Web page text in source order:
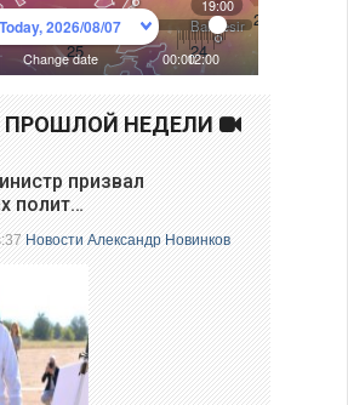
ПРОШЛОЙ НЕДЕЛИ
призвал
полит…
Новости Александр Новинков